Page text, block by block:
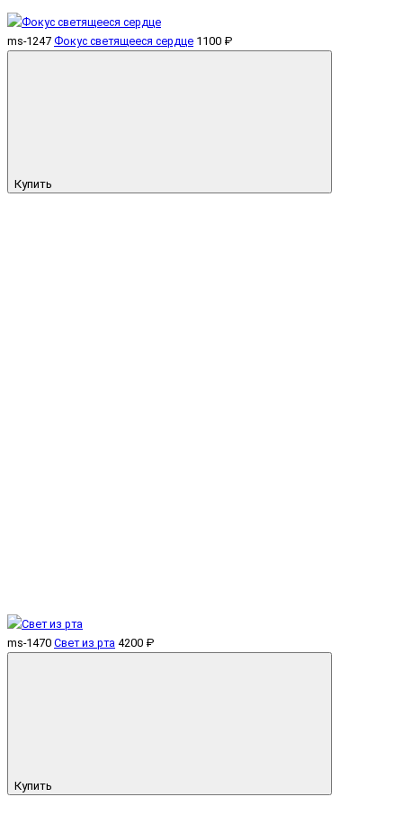
ms-1247 Фокус светящееся сердце 1100 ₽
Купить
ms-1470 Свет из рта 4200 ₽
Купить